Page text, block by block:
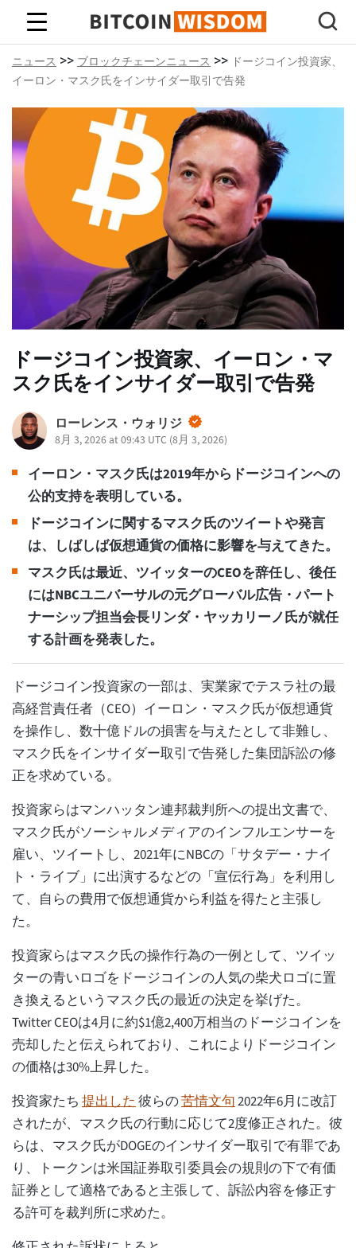
ビットコインの知恵
ニュース >> ブロックチェーンニュース >> ドージコイン投資家、
イーロン・マスク氏をインサイダー取引で告発
ドージコイン投資家、イーロン・マ
スク氏をインサイダー取引で告発
ローレンス・ウォリジ
8月 3, 2026 at 09:43 UTC (8月 3, 2026)
イーロン・マスク氏は2019年からドージコインへの
公的支持を表明している。
ドージコインに関するマスク氏のツイートや発言
は、しばしば仮想通貨の価格に影響を与えてきた。
マスク氏は最近、ツイッターのCEOを辞任し、後任
にはNBCユニバーサルの元グローバル広告・パート
ナーシップ担当会長リンダ・ヤッカリーノ氏が就任
する計画を発表した。
ドージコイン投資家の一部は、実業家でテスラ社の最
高経営責任者（CEO）イーロン・マスク氏が仮想通貨
を操作し、数十億ドルの損害を与えたとして非難し、
マスク氏をインサイダー取引で告発した集団訴訟の修
正を求めている。
投資家らはマンハッタン連邦裁判所への提出文書で、
マスク氏がソーシャルメディアのインフルエンサーを
雇い、ツイートし、2021年にNBCの「サタデー・ナイ
ト・ライブ」に出演するなどの「宣伝行為」を利用し
て、自らの費用で仮想通貨から利益を得たと主張し
た。
投資家らはマスク氏の操作行為の一例として、ツイッ
ターの青いロゴをドージコインの人気の柴犬ロゴに置
き換えるというマスク氏の最近の決定を挙げた。
Twitter CEOは4月に約$1億2,400万相当のドージコインを
売却したと伝えられており、これによりドージコイン
の価格は30%上昇した。
投資家たち 提出した 彼らの苦情文句2022年6月に改訂
されたが、マスク氏の行動に応じて2度修正された。彼
らは、マスク氏がDOGEのインサイダー取引で有罪であ
り、トークンは米国証券取引委員会の規則の下で有価
証券として適格であると主張して、訴訟内容を修正す
る許可を裁判所に求めた。